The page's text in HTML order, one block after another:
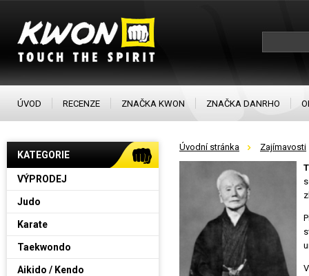
Úvodní stránka
Zajímavosti
KATEGORIE
VÝPRODEJ
Judo
Karate
Taekwondo
Aikido / Kendo
ÚVOD RECENZE ZNAČKA KWON ZNAČKA DANRHO